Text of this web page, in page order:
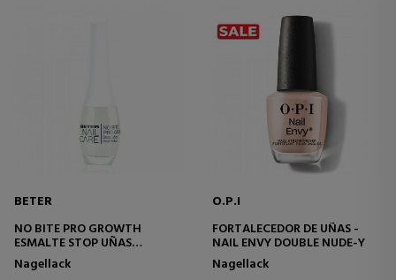
BETER
NO BITE PRO GROWTH
ESMALTE STOP UÑAS
MORDIDAS
Nagellack
O.P.I
FORTALECEDOR DE UÑAS -
NAIL ENVY DOUBLE NUDE-Y
Nagellack